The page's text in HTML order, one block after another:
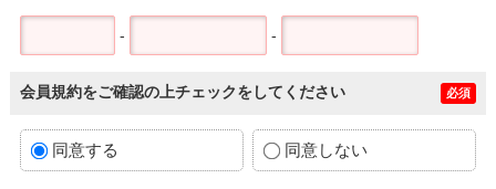
- -
会員規約をご確認の上チェックをしてください 必須
同意する 同意しない